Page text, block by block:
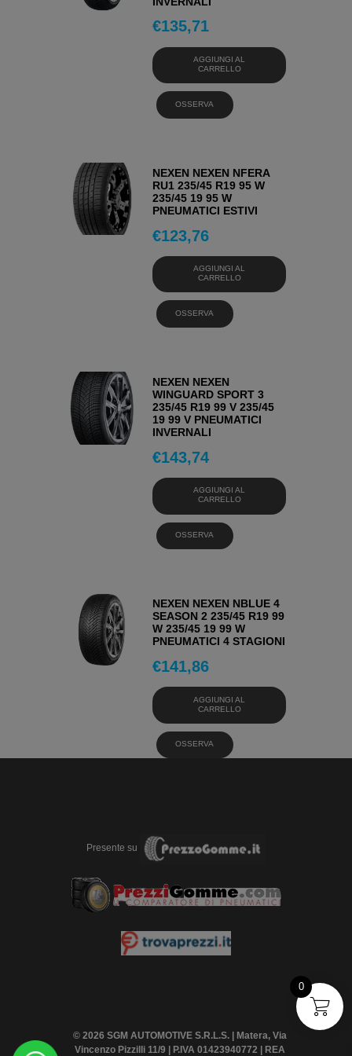
€135,71
AGGIUNGI AL
CARRELLO
OSSERVA
NEXEN NEXEN NFERA
RU1 235/45 R19 95 W
235/45 19 95 W
PNEUMATICI ESTIVI
€123,76
AGGIUNGI AL
CARRELLO
OSSERVA
NEXEN NEXEN
WINGUARD SPORT 3
235/45 R19 99 V 235/45
19 99 V PNEUMATICI
INVERNALI
€143,74
AGGIUNGI AL
CARRELLO
OSSERVA
NEXEN NEXEN NBLUE 4
SEASON 2 235/45 R19 99
W 235/45 19 99 W
PNEUMATICI 4 STAGIONI
€141,86
AGGIUNGI AL
CARRELLO
OSSERVA
Presente su
© 2026 SGM AUTOMOTIVE S.R.L.S. | Matera, Via
Vincenzo Pizzilli 11/9 | P.IVA 01423940772 | REA
0